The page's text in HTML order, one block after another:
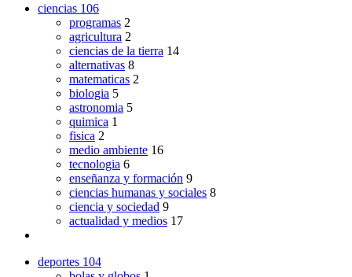
ciencias 106
programas 2
agricultura 2
ciencias de la tierra 14
alternativas 8
matematicas 2
biologia 5
astronomia 5
quimica 1
fisica 2
medio ambiente 16
tecnologia 6
enseñanza y formación 9
ciencias humanas y sociales 8
ciencia y sociedad 9
actualidad y medios 17
deportes 104